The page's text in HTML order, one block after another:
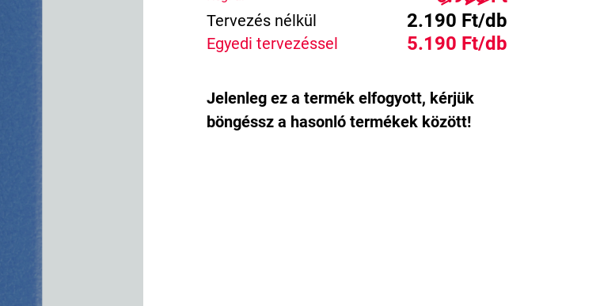
Tervezés nélkül 2.190 Ft/db
Egyedi tervezéssel 5.190 Ft/db
Jelenleg ez a termék elfogyott, kérjük
böngéssz a hasonló termékek között!